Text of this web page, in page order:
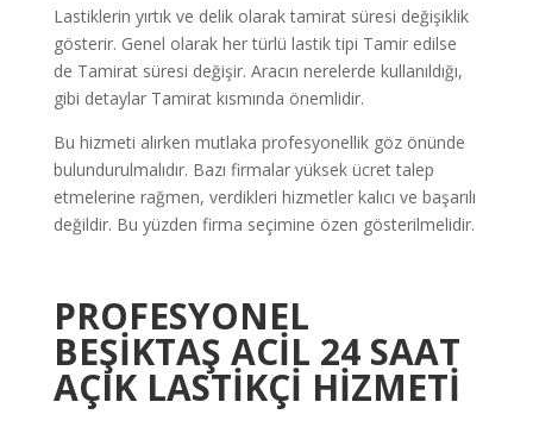
Lastiklerin yırtık ve delik olarak tamirat süresi değişiklik
gösterir. Genel olarak her türlü lastik tipi Tamir edilse
de Tamirat süresi değişir. Aracın nerelerde kullanıldığı,
gibi detaylar Tamirat kısmında önemlidir.
Bu hizmeti alırken mutlaka profesyonellik göz önünde
bulundurulmalıdır. Bazı firmalar yüksek ücret talep
etmelerine rağmen, verdikleri hizmetler kalıcı ve başarılı
değildir. Bu yüzden firma seçimine özen gösterilmelidir.
PROFESYONEL
BEŞİKTAŞ ACİL 24 SAAT
AÇIK LASTİKÇİ HİZMETİ